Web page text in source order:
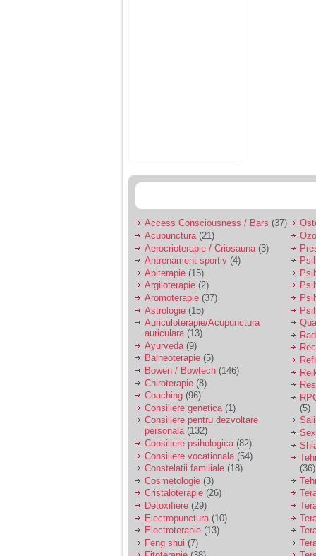
situatie care pe mine
Ma aflu aici pentru ca
vreau sa stiu daca am
nevoie de un psiholog
sau psihiatru.
Sunt casatorita, am
31 de ani si un copil in
varsta de 2 ani care
mi-e lumina ochilor.
De ceva timp simt ca
mi s-a adunat
oboseala, o oboseala
cronica de care nu pot
scapa si simt ca din
cauza ei nu pot
controla nervii si
cateodata are copilul
de suferit.
Am o bariera peste
care nu pot trece:
prietena mea a ramas
insarcinata cu o fata.
Am fost de comun
acord sa facem un
copil, cu gandul ca e
baiat.
Access Consciousness / Bars (37)
Acupunctura(21)
Aerocrioterapie / Criosauna (3)
Antrenament sportiv (4)
Apiterapie (15)
Argiloterapie (2)
Aromoterapie (37)
Astrologie (15)
Auriculoterapie/Acupunctura
auriculara(13)
Ayurveda (9)
Balneoterapie (5)
Bowen / Bowtech (146)
Chiroterapie (8)
Coaching (96)
Consiliere genetica (1)
Consiliere pentru dezvoltare
personala(132)
Consiliere psihologica (82)
Consiliere vocationala (54)
Constelatii familiale (18)
Cosmetologie (3)
Cristaloterapie (26)
Detoxifiere (29)
Electropunctura (10)
Electroterapie (13)
Feng shui (7)
(5)
(36)